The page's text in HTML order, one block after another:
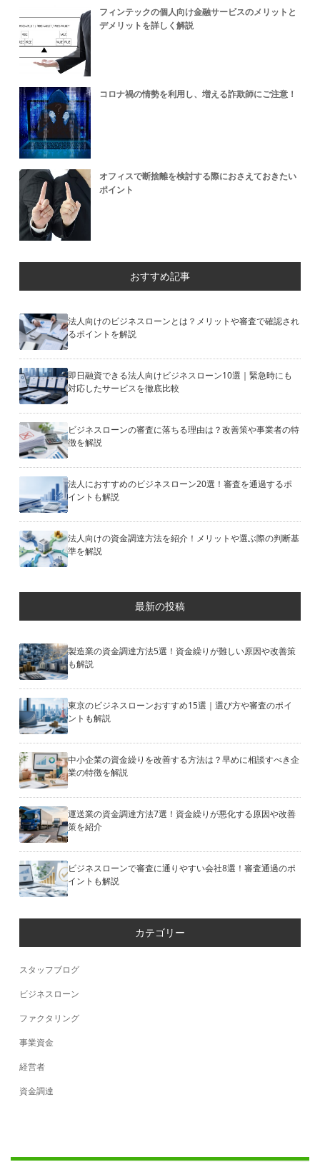
フィンテックの個人向け金融サービスのメリットと
デメリットを詳しく解説
コロナ禍の情勢を利用し、増える詐欺師にご注意！
オフィスで断捨離を検討する際におさえておきたい
ポイント
おすすめ記事
法人向けのビジネスローンとは？メリットや審査で確認され
るポイントを解説
即日融資できる法人向けビジネスローン10選｜緊急時にも
対応したサービスを徹底比較
ビジネスローンの審査に落ちる理由は？改善策や事業者の特
徴を解説
法人におすすめのビジネスローン20選！審査を通過するポ
イントも解説
法人向けの資金調達方法を紹介！メリットや選ぶ際の判断基
準を解説
最新の投稿
製造業の資金調達方法5選！資金繰りが難しい原因や改善策
も解説
東京のビジネスローンおすすめ15選｜選び方や審査のポイ
ントも解説
中小企業の資金繰りを改善する方法は？早めに相談すべき企
業の特徴を解説
運送業の資金調達方法7選！資金繰りが悪化する原因や改善
策を紹介
ビジネスローンで審査に通りやすい会社8選！審査通過のポ
イントも解説
カテゴリー
スタッフブログ
ビジネスローン
ファクタリング
事業資金
経営者
資金調達